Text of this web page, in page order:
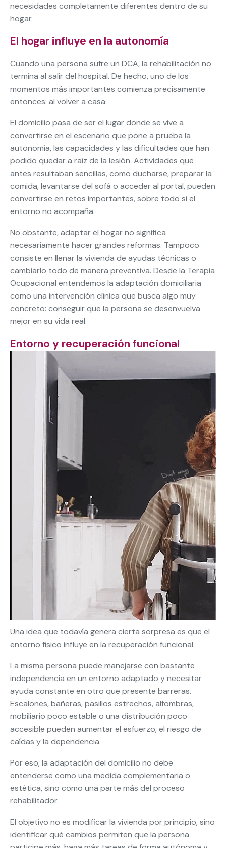
necesidades completamente diferentes dentro de su
hogar.
El hogar influye en la autonomía
Cuando una persona sufre un DCA, la rehabilitación no
termina al salir del hospital. De hecho, uno de los
momentos más importantes comienza precisamente
entonces: al volver a casa.
El domicilio pasa de ser el lugar donde se vive a
convertirse en el escenario que pone a prueba la
autonomía, las capacidades y las dificultades que han
podido quedar a raíz de la lesión. Actividades que
antes resultaban sencillas, como ducharse, preparar la
comida, levantarse del sofá o acceder al portal, pueden
convertirse en retos importantes, sobre todo si el
entorno no acompaña.
No obstante, adaptar el hogar no significa
necesariamente hacer grandes reformas. Tampoco
consiste en llenar la vivienda de ayudas técnicas o
cambiarlo todo de manera preventiva. Desde la Terapia
Ocupacional entendemos la adaptación domiciliaria
como una intervención clínica que busca algo muy
concreto: conseguir que la persona se desenvuelva
mejor en su vida real.
Entorno y recuperación funcional
Una idea que todavía genera cierta sorpresa es que el
entorno físico influye en la recuperación funcional.
La misma persona puede manejarse con bastante
independencia en un entorno adaptado y necesitar
ayuda constante en otro que presente barreras.
Escalones, bañeras, pasillos estrechos, alfombras,
mobiliario poco estable o una distribución poco
accesible pueden aumentar el esfuerzo, el riesgo de
caídas y la dependencia.
Por eso, la adaptación del domicilio no debe
entenderse como una medida complementaria o
estética, sino como una parte más del proceso
rehabilitador.
El objetivo no es modificar la vivienda por principio, sino
identificar qué cambios permiten que la persona